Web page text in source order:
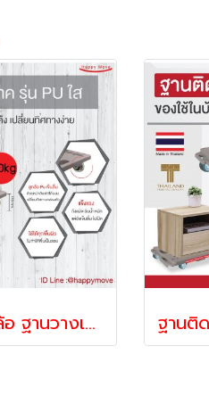
รถเข็นของ4ล้อ ฐานวางเฟอร์นิเจอร์ติดล้อ ฐานติดล้อ ดอลลี่ไฟเบอร์เทครับน้ำหนัก100-150กก.รถเข็นขยายใหญ่ได้ รุ่น ล้อ PU ใส Happy Move 54554